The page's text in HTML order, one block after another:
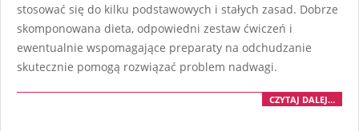
stosować się do kilku podstawowych i stałych zasad. Dobrze
skomponowana dieta, odpowiedni zestaw ćwiczeń i
ewentualnie wspomagające preparaty na odchudzanie
skutecznie pomogą rozwiązać problem nadwagi.
CZYTAJ DALEJ…